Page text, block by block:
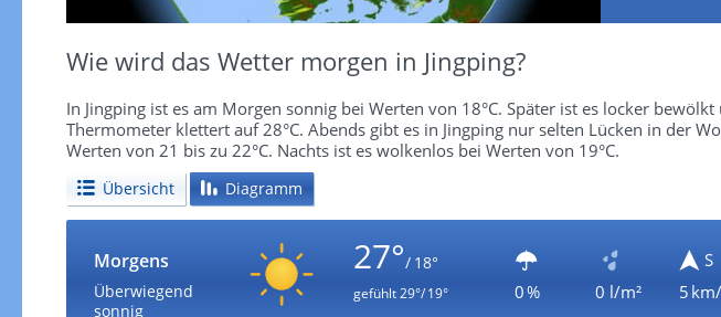
Wie wird das Wetter morgen in Jingping?
In Jingping ist es am Morgen sonnig bei Werten von 18°C. Später ist es locker bewölkt
Thermometer klettert auf 28°C. Abends gibt es in Jingping nur selten Lücken in der
Werten von 21 bis zu 22°C. Nachts ist es wolkenlos bei Werten von 19°C.
Übersicht Diagramm
Morgens
Überwiegend
sonnig
27°/ 18°
gefühlt29°/ 19° 0 % 0 l/m²
S
5